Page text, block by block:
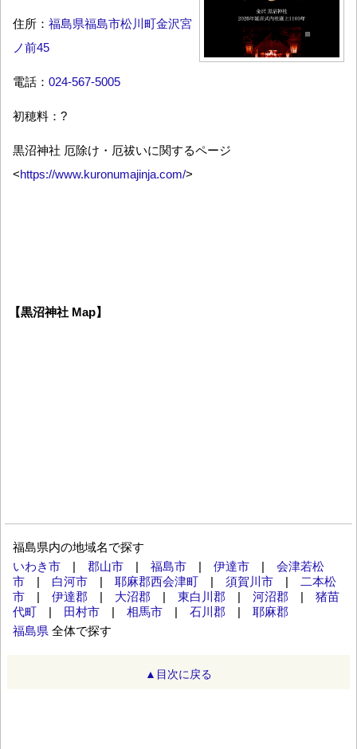
住所： 福島県福島市松川町金沢宮
ノ前45
電話： 024-567-5005
初穂料：?
黒沼神社 厄除け・厄祓いに関するページ
<https://www.kuronumajinja.com/>
【黒沼神社 Map】
福島県内の地域名で探す
いわき市
郡山市 福島市 伊達市
会津若松
市
白河市 耶麻郡西会津町 須賀川市
二本松
市
伊達郡 大沼郡 東白川郡 河沼郡
猪苗
代町
田村市 相馬市 石川郡
耶麻郡
福島県 全体で探す
▲目次に戻る